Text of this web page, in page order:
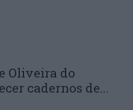
Oliveira do
cadernos de...